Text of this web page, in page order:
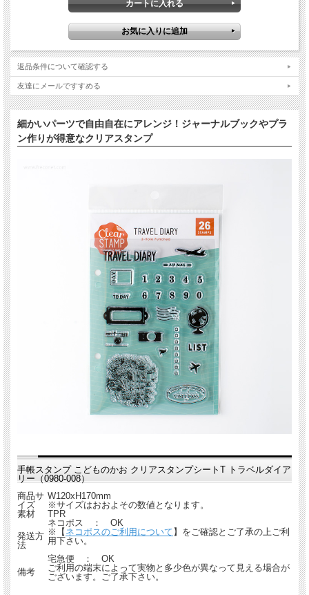
返品条件について確認する
友達にメールですすめる
細かいパーツで自由自在にアレンジ！ジャーナルブックやプラ
ン作りが得意なクリアスタンプ
手帳スタンプ こどものかお クリアスタンプシートT トラベルダイア
リー（0980-008）
商品サ
イズ
W120xH170mm
※サイズはおおよその数値となります。
素材
TPR
発送方
法
ネコポス ： OK
※【 ネコポスのご利用について 】をご確認とご了承の上ご利
用下さい。
宅急便 ： OK
備考
ご利用の端末によって実物と多少色が異なって見える場合が
ございます。ご了承下さい。